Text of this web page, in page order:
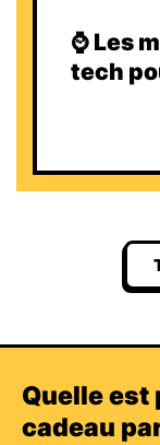
⌚️ Les
tech
Quelle est
cadeau